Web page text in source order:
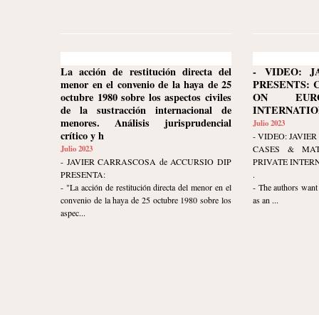
La acción de restitución directa del
menor en el convenio de la haya de 25
octubre 1980 sobre los aspectos civiles
de la sustracción internacional de
menores. Análisis jurisprudencial
crítico y h
Julio 2023
- JAVIER CARRASCOSA de ACCURSIO DIP
PRESENTA:
- "La acción de restitución directa del menor en el
convenio de la haya de 25 octubre 1980 sobre los
aspec...
- VIDEO:
PRESENTS:
ON
Julio 2023
- VIDEO:
CASES &
PRIVATE
.
- The authors
as an ...